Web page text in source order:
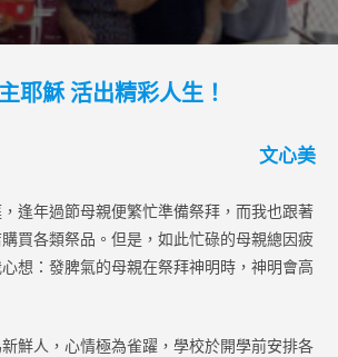
耶穌 活出精彩人生！
文心美
逢年過節母親便繁忙準備祭拜，而我也跟著
買各類祭品。但是，如此忙碌的母親總因疲
想：發脾氣的母親在祭拜神明時，神明會高
鮮人，心情極為雀躍，學校於開學前安排各